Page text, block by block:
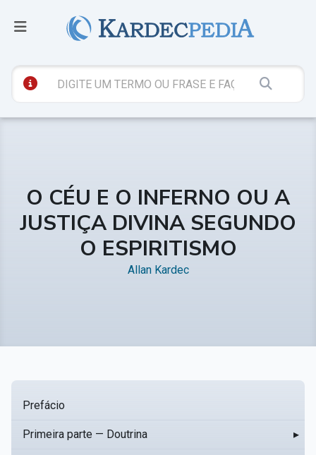
O CÉU E O INFERNO OU A
JUSTIÇA DIVINA SEGUNDO
O ESPIRITISMO
Allan Kardec
Prefácio
Primeira parte — Doutrina ▸